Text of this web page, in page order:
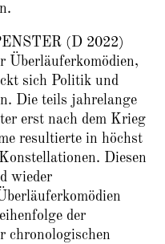
(D 2022)
Überläuferkomödien,
sich Politik und
Die teils jahrelange
erst nach dem Krieg
resultierte in höchst
Diesen
wieder
der
chronologischen